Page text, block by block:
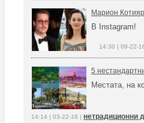
Марион
В Instagram!
14:30 | 09-22-
5
Местата, на
14:14 | 03-22-16 | нетрадиционни